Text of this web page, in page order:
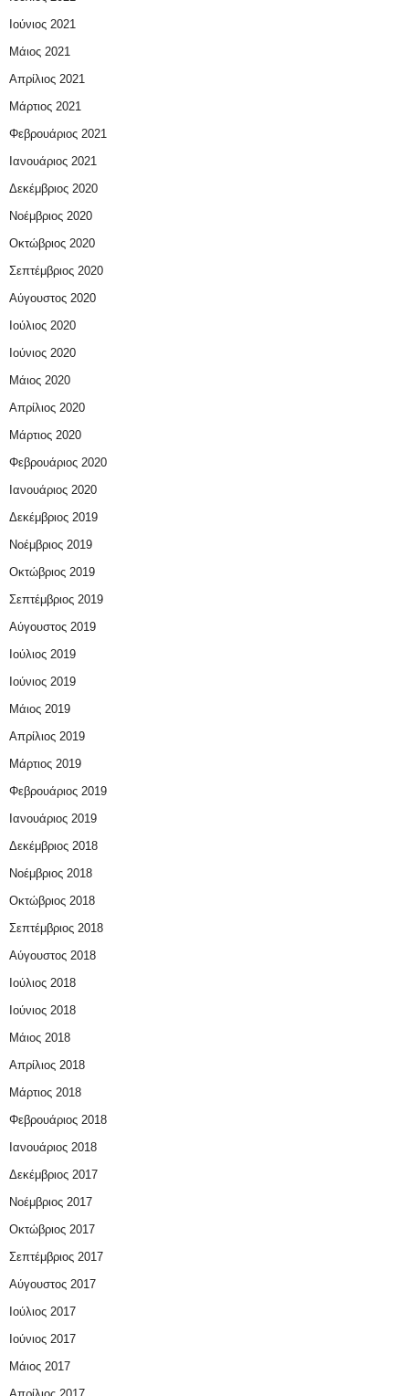
Ιούνιος 2021
Μάιος 2021
Απρίλιος 2021
Μάρτιος 2021
Φεβρουάριος 2021
Ιανουάριος 2021
Δεκέμβριος 2020
Νοέμβριος 2020
Οκτώβριος 2020
Σεπτέμβριος 2020
Αύγουστος 2020
Ιούλιος 2020
Ιούνιος 2020
Μάιος 2020
Απρίλιος 2020
Μάρτιος 2020
Φεβρουάριος 2020
Ιανουάριος 2020
Δεκέμβριος 2019
Νοέμβριος 2019
Οκτώβριος 2019
Σεπτέμβριος 2019
Αύγουστος 2019
Ιούλιος 2019
Ιούνιος 2019
Μάιος 2019
Απρίλιος 2019
Μάρτιος 2019
Φεβρουάριος 2019
Ιανουάριος 2019
Δεκέμβριος 2018
Νοέμβριος 2018
Οκτώβριος 2018
Σεπτέμβριος 2018
Αύγουστος 2018
Ιούλιος 2018
Ιούνιος 2018
Μάιος 2018
Απρίλιος 2018
Μάρτιος 2018
Φεβρουάριος 2018
Ιανουάριος 2018
Δεκέμβριος 2017
Νοέμβριος 2017
Οκτώβριος 2017
Σεπτέμβριος 2017
Αύγουστος 2017
Ιούλιος 2017
Ιούνιος 2017
Μάιος 2017